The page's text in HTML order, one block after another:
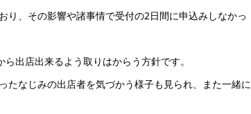
、その影響や諸事情で受付の2日間に申込みしなかっ
出店出来るよう取りはからう方針です。
なじみの出店者を気づかう様子も見られ、また一緒に